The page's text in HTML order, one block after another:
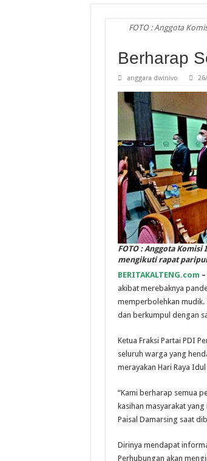
FOTO : Anggota
Berharap
anggara dwinivo
FOTO : Anggota Komisi
mengikuti rapat
BERITAKALTENG.com –
akibat merebaknya
memperbolehkan mudik.
dan berkumpul dengan
Ketua Fraksi Partai PDI
seluruh warga yang
merayakan Hari Raya
“Kami berharap semua
kasihan masyarakat
Paisal Damarsing saat
Dirinya mendapat
Perhubungan akan